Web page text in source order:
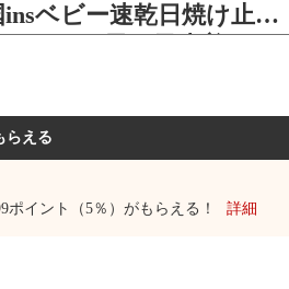
ベビー速乾日焼け止め
らえる
ポイント（5％）がもらえる！ 詳細